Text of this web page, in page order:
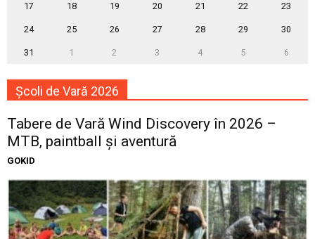
17 18 19 20 21 22 23
24 25 26 27 28 29 30
31 1 2 3 4 5 6
Școli de Vară 2026
Tabere de Vară Wind Discovery în 2026 –
MTB, paintball și aventură
GOKID